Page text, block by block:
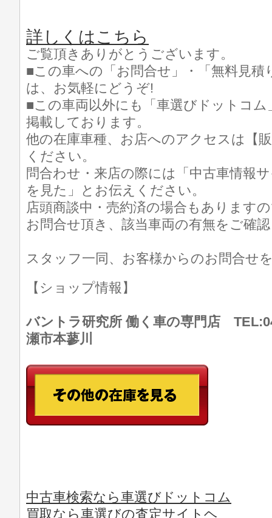
詳しくはこちら
ご覧頂きありがとうございます。
■この車への「お問合せ」・「無料見積
は、お気軽にどうぞ!
■この車両以外にも「車選びドットコ
掲載しております。
他の在庫車種、お店へのアクセスは【
ください。
問合わせ・来店の際には「中古車情報
を見た」とお伝えください。
店頭商談中・売約済の場合もあります
お問合せ頂き、該当車両の有無をご確
スタッフ一同、お客様からのお問合せ
【ショップ情報】
バントラ研究所 働く車の専門店
瀬市本蓼川
中古車検索なら車選びドットコム
買取なら車選びの査定サイトヘ